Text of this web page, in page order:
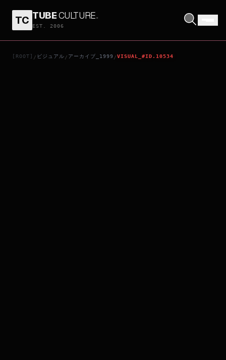
TC TUBECULTURE.
EST. 2006
[ROOT] / ビジュアル / アーカイブ_1999 /VISUAL_#ID.10534
МОЛОХ